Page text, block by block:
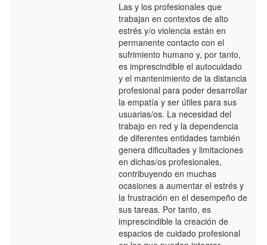
Las y los profesionales que
trabajan en contextos de alto
estrés y/o violencia están en
permanente contacto con el
sufrimiento humano y, por tanto,
es imprescindible el autocuidado
y el mantenimiento de la distancia
profesional para poder desarrollar
la empatía y ser útiles para sus
usuarias/os. La necesidad del
trabajo en red y la dependencia
de diferentes entidades también
genera dificultades y limitaciones
en dichas/os profesionales,
contribuyendo en muchas
ocasiones a aumentar el estrés y
la frustración en el desempeño de
sus tareas. Por tanto, es
imprescindible la creación de
espacios de cuidado profesional